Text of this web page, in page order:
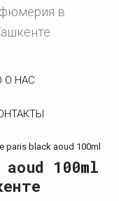
в
О НАС
paris black aoud 100ml
100ml